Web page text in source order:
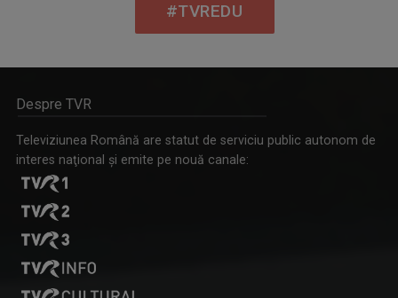
#TVREDU
Despre TVR
Televiziunea Română are statut de serviciu public autonom de
interes naţional şi emite pe nouă canale: